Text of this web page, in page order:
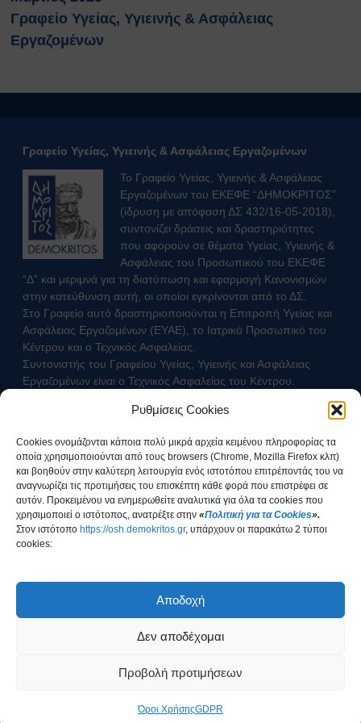
Ρυθμίσεις Cookies
Cookies ονομάζονται κάποια πολύ μικρά αρχεία κειμένου πληροφορίας τα
οποία χρησιμοποιούνται από τους browsers (Chrome, Mozilla Firefox κλπ)
και βοηθούν στην καλύτερη λειτουργία ενός ιστοτόπου επιτρέποντάς του να
αναγνωρίζει τις προτιμήσεις του επισκέπτη κάθε φορά που επιστρέφει σε
αυτόν. Προκειμένου να ενημερωθείτε αναλυτικά για όλα τα cookies που
χρησιμοποιεί ο ιστότοπος, ανατρέξτε στην «Πολιτική για τα Cookies».
Στοv ιστότοπο https://osh.demokritos.gr, υπάρχουν οι παρακάτω 2 τύποι
cookies:
Αποδοχή
Δεν αποδέχομαι
Προβολή προτιμήσεων
Όροι ΧρήσηςGDPR
Συνοπτικοί Οδηγοί ΥΑΕ
Εργονομία
Μέσα Ατομικής Προστασίας
Πυροπροστασία
Χημικές Ουσίες
Οδηγίες για Επισκέπτες
Safety and Security Information
for Visitors
Είσοδος Εκπαιδευόμενου
Συνεργάτη
ΕΚΠΑΙΔΕΥΣΗ
Πρώτες Βοήθειες
Μαθήματα καρδιοαναπνευστικής
αναζωογόνησης (ΚΑΡΠΑ) και
κοιλιακής ώθησης (λαβή
Χάιμλιχ)
Εργαστηριακή Ασφάλεια
Χημικοί Κίνδυνοι
Βιολογική Ασφάλεια
Ραδιολογική Ασφάλεια
Ασφάλεια στη χρήση εξοπλισμού
Μηχανολογική Ασφάλεια
Ασφαλής συντήρηση
Πυρασφάλεια
Τεχνοστρές
Γραφείο Υγείας, Υγιεινής & Ασφάλειας
Εργαζομένων
Γραφείο Υγείας, Υγιεινής & Ασφάλειας Εργαζομένων
Το Γραφείο Υγείας, Υγιεινής & Ασφάλειας
Εργαζομένων του ΕΚΕΦΕ “ΔΗΜΟΚΡΙΤΟΣ”
(ίδρυση με απόφαση ΔΣ 432/16-05-2018),
συντονίζει δράσεις και δραστηριότητες
που αφορούν σε θέματα Υγείας, Υγιεινής &
Ασφάλειας του Προσωπικού του ΕΚΕΦΕ
“Δ” και μεριμνά για τη διατύπωση και εφαρμογή Κανονισμών
στην κατεύθυνση αυτή, οι οποίοι εγκρίνονται από το ΔΣ.
Στο Γραφείο αυτό δραστηριοποιούνται η Επιτροπή Υγείας και
Ασφάλειας Εργαζομένων (ΕΥΑΕ), το Ιατρικό Προσωπικό του
Κέντρου και ο Τεχνικός Ασφαλείας.
Συντονιστής του Γραφείου Υγείας, Υγιεινής και Ασφάλειας
Εργαζομένων είναι ο Τεχνικός Ασφαλείας του Κέντρου.
Επικοινωνήστε με τον Τεχνικό Ασφαλείας
Προσωπικών Δεδομένων
COPYRIGHT © 2026ΕΚΕΦΕ "Δημόκριτος"
Ηλεκτρονικής Διακυβέρνησης